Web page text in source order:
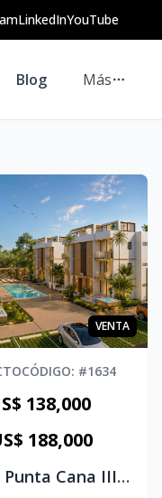
LinkedInYouTube
Blog Más
VENTA
CÓDIGO: #1634
138,000
188,000
PURO Punta Cana III | Apartamentos en Venta en Brisas II